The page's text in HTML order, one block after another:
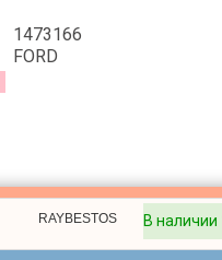
1473166
FORD
RAYBESTOS В наличии